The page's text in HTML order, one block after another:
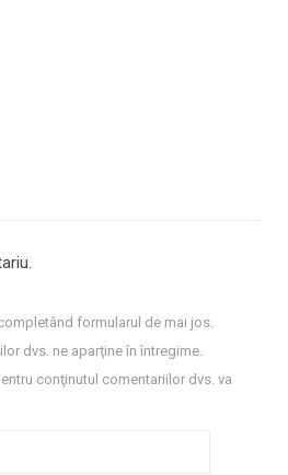
formularul de mai jos.
dvs. ne aparţine în întregime.
conţinutul comentariilor dvs. va